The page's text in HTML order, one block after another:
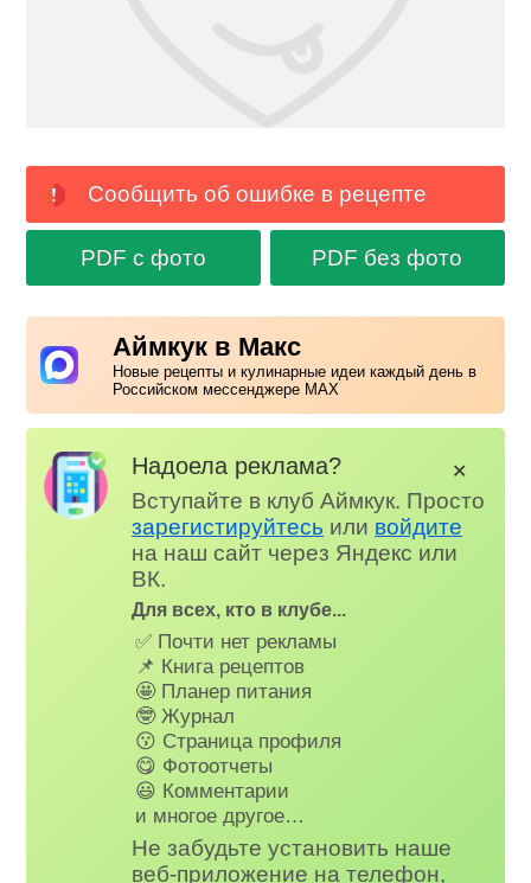
Сообщить об ошибке в рецепте
PDF с фото PDF без фото
Аймкук в Макс
Новые рецепты и кулинарные идеи каждый день в
Российском мессенджере MAX
Надоела реклама?
Вступайте в клуб Аймкук. Просто
зарегистируйтесь или войдите
на наш сайт через Яндекс или
ВК.
Для всех, кто в клубе...
✅ Почти нет рекламы
📌 Книга рецептов
🤩 Планер питания
🤓 Журнал
😗 Страница профиля
😋 Фотоотчеты
😃 Комментарии
и многое другое…
Не забудьте установить наше
веб-приложение на телефон,
✕